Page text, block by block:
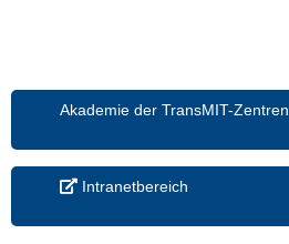
Akademie der TransMIT-Zentren
Intranetbereich